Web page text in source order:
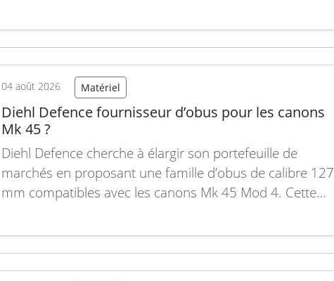
04 août 2026 Matériel
Diehl Defence fournisseur d’obus pour les canons
Mk 45 ?
Diehl Defence cherche à élargir son portefeuille de
marchés en proposant une famille d’obus de calibre 127
mm compatibles avec les canons Mk 45 Mod 4. Cette
national allemand qu’à l’exportation. Ammunition calibre
127 mm développée par Diehl Defence. Photo…Lire la
suite